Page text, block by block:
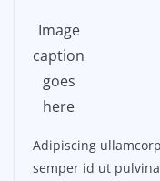
Image
caption
goes
here
Adipiscing
semper id ut